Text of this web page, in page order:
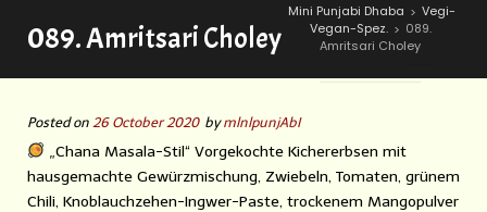
089. Amritsari Choley
Mini Punjabi Dhaba > Vegi-
Vegan-Spez. > 089.
Amritsari Choley
Posted on 26 October 2020 bymlnlpunjAbI
„Chana Masala-Stil“ Vorgekochte Kichererbsen mit
hausgemachte Gewürzmischung, Zwiebeln, Tomaten, grünem
Chili, Knoblauchzehen-Ingwer-Paste, trockenem Mangopulver